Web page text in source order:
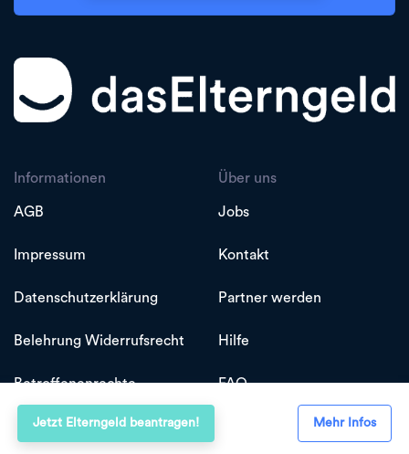
Jetzt Elterngeld beantragen! Mehr Infos
Informationen
AGB
Impressum
Datenschutzerklärung
Belehrung Widerrufsrecht
Betroffenenrechte
Über uns
Jobs
Kontakt
Partner werden
Hilfe
FAQ